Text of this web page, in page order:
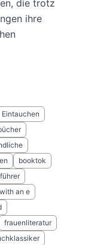
die trotz
ihre
Eintauchen
booktok
an e
frauenliteratur